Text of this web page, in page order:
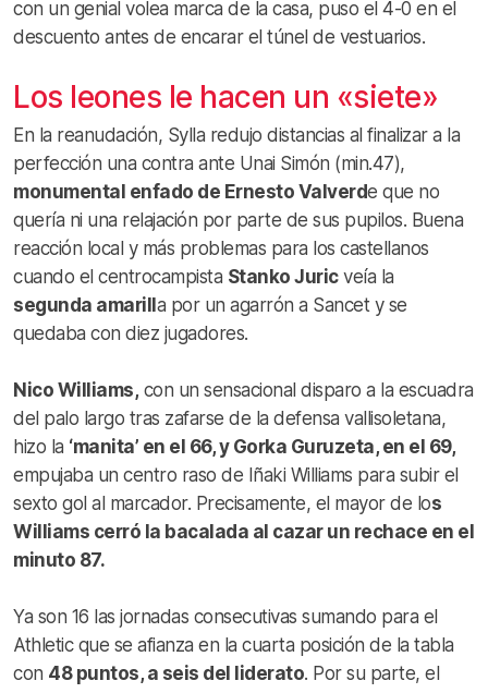
con un genial volea marca de la casa, puso el 4-0 en el
descuento antes de encarar el túnel de vestuarios.
Los leones le hacen un «siete»
En la reanudación, Sylla redujo distancias al finalizar a la
perfección una contra ante Unai Simón (min.47),
monumental enfado de Ernesto Valverde que no
quería ni una relajación por parte de sus pupilos. Buena
reacción local y más problemas para los castellanos
cuando el centrocampista Stanko Juricveía la
segunda amarill a por un agarrón a Sancet y se
quedaba con diez jugadores.
Nico Williams, con un sensacional disparo a la escuadra
del palo largo tras zafarse de la defensa vallisoletana,
hizo la ‘manita’ en el 66, y Gorka Guruzeta, en el 69,
empujaba un centro raso de Iñaki Williams para subir el
sexto gol al marcador. Precisamente, el mayor de los
Williams cerró la bacalada al cazar un rechace en el
minuto 87.
Ya son 16 las jornadas consecutivas sumando para el
Athletic que se afianza en la cuarta posición de la tabla
con 48 puntos, a seis del liderato. Por su parte, el